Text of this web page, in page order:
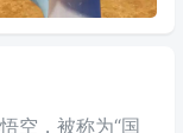
空，被称为“国